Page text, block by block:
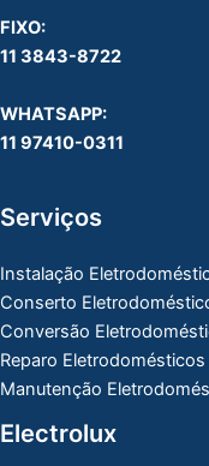
FIXO:
11 3843-8722
WHATSAPP:
11 97410-0311
Serviços
Instalação
Conserto
Conversão
Reparo
Manutenção
Electrolux